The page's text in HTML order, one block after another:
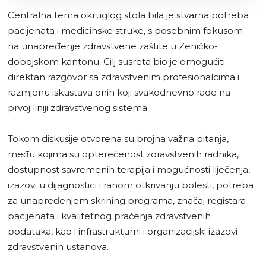
Centralna tema okruglog stola bila je stvarna potreba
pacijenata i medicinske struke, s posebnim fokusom
na unapređenje zdravstvene zaštite u Zeničko-
dobojskom kantonu. Cilj susreta bio je omogućiti
direktan razgovor sa zdravstvenim profesionalcima i
razmjenu iskustava onih koji svakodnevno rade na
prvoj liniji zdravstvenog sistema.
Tokom diskusije otvorena su brojna važna pitanja,
među kojima su opterećenost zdravstvenih radnika,
dostupnost savremenih terapija i mogućnosti liječenja,
izazovi u dijagnostici i ranom otkrivanju bolesti, potreba
za unapređenjem skrining programa, značaj registara
pacijenata i kvalitetnog praćenja zdravstvenih
podataka, kao i infrastrukturni i organizacijski izazovi
zdravstvenih ustanova.